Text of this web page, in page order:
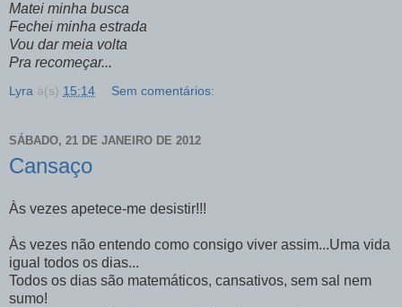
Matei minha busca
Fechei minha estrada
Vou dar meia volta
Pra recomeçar...
Lyra à(s) 15:14 Sem comentários:
SÁBADO, 21 DE JANEIRO DE 2012
Cansaço
Às vezes apetece-me desistir!!!
Às vezes não entendo como consigo viver assim...Uma vida
igual todos os dias...
Todos os dias são matemáticos, cansativos, sem sal nem
sumo!